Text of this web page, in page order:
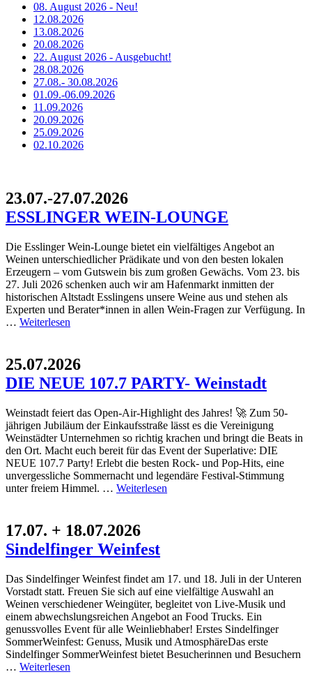
08. August 2026 - Neu!
12.08.2026
13.08.2026
20.08.2026
22. August 2026 - Ausgebucht!
28.08.2026
27.08.- 30.08.2026
01.09.-06.09.2026
11.09.2026
20.09.2026
25.09.2026
02.10.2026
23.07.-27.07.2026
ESSLINGER WEIN-LOUNGE
Die Esslinger Wein-Lounge bietet ein vielfältiges Angebot an
Weinen unterschiedlicher Prädikate und von den besten lokalen
Erzeugern – vom Gutswein bis zum großen Gewächs. Vom 23. bis
27. Juli 2026 schenken auch wir am Hafenmarkt inmitten der
historischen Altstadt Esslingens unsere Weine aus und stehen als
Experten und Berater*innen in allen Wein-Fragen zur Verfügung. In
… Weiterlesen
25.07.2026
DIE NEUE 107.7 PARTY- Weinstadt
Weinstadt feiert das Open-Air-Highlight des Jahres! 🚀 Zum 50-
jährigen Jubiläum der Einkaufsstraße lässt es die Vereinigung
Weinstädter Unternehmen so richtig krachen und bringt die Beats in
den Ort. Macht euch bereit für das Event der Superlative: DIE
NEUE 107.7 Party! Erlebt die besten Rock- und Pop-Hits, eine
unvergessliche Sommernacht und legendäre Festival-Stimmung
unter freiem Himmel. … Weiterlesen
17.07. + 18.07.2026
Sindelfinger Weinfest
Das Sindelfinger Weinfest findet am 17. und 18. Juli in der Unteren
Vorstadt statt. Freuen Sie sich auf eine vielfältige Auswahl an
Weinen verschiedener Weingüter, begleitet von Live-Musik und
einem abwechslungsreichen Angebot an Food Trucks. Ein
genussvolles Event für alle Weinliebhaber! Erstes Sindelfinger
SommerWeinfest: Genuss, Musik und AtmosphäreDas erste
Sindelfinger SommerWeinfest bietet Besucherinnen und Besuchern
… Weiterlesen